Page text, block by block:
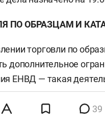
ПО ОБРАЗЦАМ И
торговли по
дополнительное
ЕНВД — такая
лишь в
39